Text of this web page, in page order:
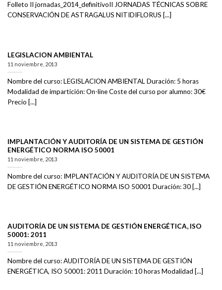
Folleto II jornadas_2014_definitivoII JORNADAS TÉCNICAS SOBRE
CONSERVACIÓN DE ASTRAGALUS NITIDIFLORUS [...]
LEGISLACION AMBIENTAL
11 noviembre, 2013
Nombre del curso: LEGISLACION AMBIENTAL Duración: 5 horas
Modalidad de impartición: On-line Coste del curso por alumno: 30€
Precio [...]
IMPLANTACIÓN Y AUDITORÍA DE UN SISTEMA DE GESTIÓN
ENERGÉTICO NORMA ISO 50001
11 noviembre, 2013
Nombre del curso: IMPLANTACIÓN Y AUDITORÍA DE UN SISTEMA
DE GESTIÓN ENERGÉTICO NORMA ISO 50001 Duración: 30 [...]
AUDITORÍA DE UN SISTEMA DE GESTIÓN ENERGÉTICA, ISO
50001: 2011
11 noviembre, 2013
Nombre del curso: AUDITORÍA DE UN SISTEMA DE GESTIÓN
ENERGÉTICA, ISO 50001: 2011 Duración: 10 horas Modalidad [...]